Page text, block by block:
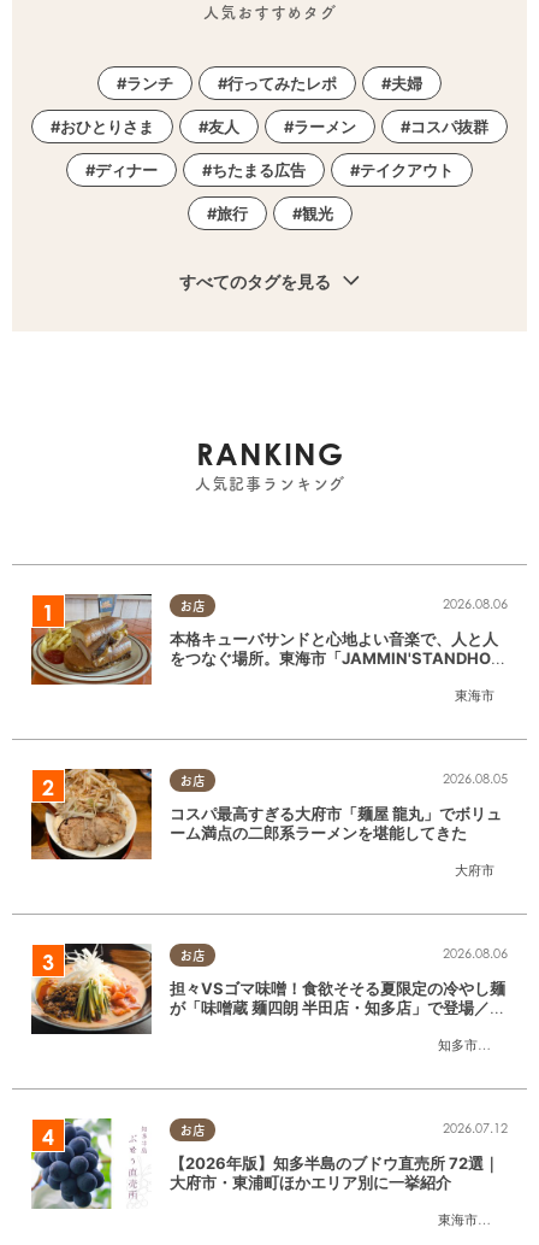
人気おすすめタグ
ランチ 行ってみたレポ 夫婦
おひとりさま 友人 ラーメン コスパ抜群
ディナー ちたまる広告 テイクアウト
旅行 観光
すべてのタグを見る
RANKING
人気記事ランキング
お店
東海市
2026.08.06
本格キューバサンドと心地よい音楽で、人と人
をつなぐ場所。東海市「JAMMIN'STANDHOU
お店
大府市
2026.08.05
コスパ最高すぎる大府市「麺屋 龍丸」でボリュ
ーム満点の二郎系ラーメンを堪能してきた
お店
知多市
,半田市
2026.08.06
担々VSゴマ味噌！食欲そそる夏限定の冷やし麺
が「味噌蔵 麺四朗 半田店・知多店」で登場／ち
お店
東海市
,大府市
2026.07.12
【2026年版】知多半島のブドウ直売所 72選｜
大府市・東浦町ほかエリア別に一挙紹介